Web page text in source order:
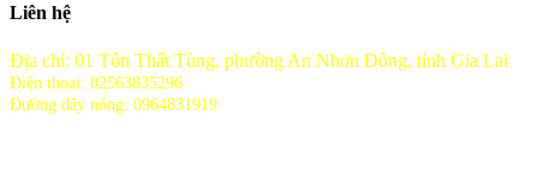
Liên hệ
Địa chỉ: 01 Tôn Thất Tùng, phường An Nhơn Đông, tỉnh Gia Lai
Điện thoại: 02563835296
Đường dây nóng: 0964831919